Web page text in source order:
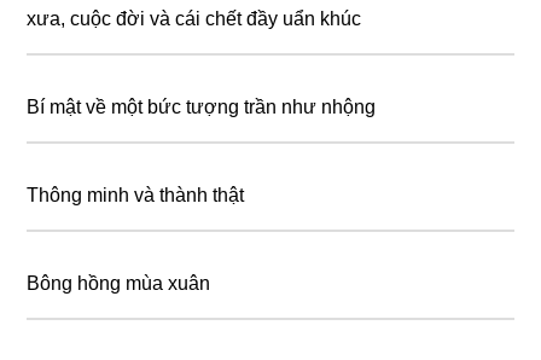
xưa, cuộc đời và cái chết đầy uẩn khúc
Bí mật về một bức tượng trần như nhộng
Thông minh và thành thật
Bông hồng mùa xuân